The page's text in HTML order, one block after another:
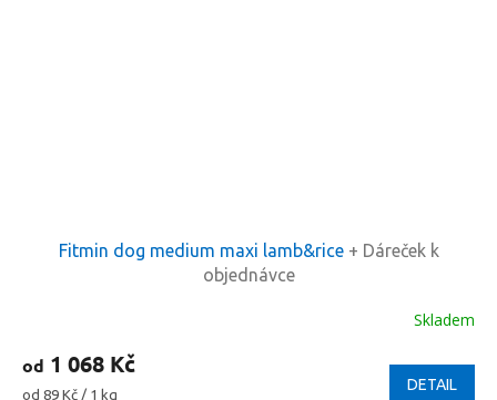
Fitmin dog medium maxi lamb&rice + Dáreček k
objednávce
Skladem
od 1 068 Kč
Měrná
od 89 Kč / 1 kg
DETAIL